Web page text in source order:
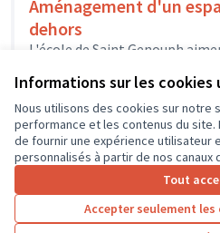
Informations sur les
Nous utilisons des cookies sur notre
performance et les contenus du
de fournir une expérience utilisateur
personnalisés à partir de nos canaux
Tout
Accepter seulement
Aménagement d'un
dehors
L'école de Saint Genouph
enseignante est de dispenser
Environnement et cadre de vie
Résultats par
1 2 3 4